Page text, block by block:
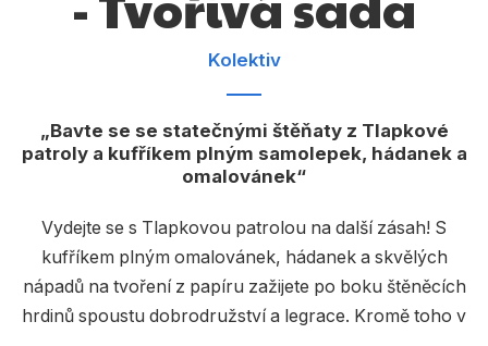
Dárkové publikace
Jazyky
Komiks
Křížovky
Kuchařky
Kolektiv
Bavte se se statečnými štěňaty z Tlapkové
patroly a kufříkem plným samolepek, hádanek a
omalovánek
Vydejte se s Tlapkovou patrolou na další zásah! S
kufříkem plným omalovánek, hádanek a skvělých
nápadů na tvoření z papíru zažijete po boku štěněcích
hrdinů spoustu dobrodružství a legrace. Kromě toho v